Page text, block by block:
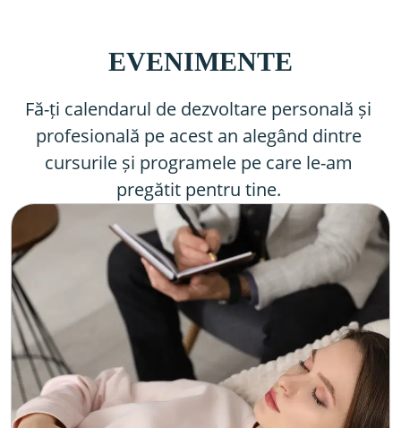
EVENIMENTE
Fă-ți calendarul de dezvoltare personală și
profesională pe acest an alegând dintre
cursurile și programele pe care le-am